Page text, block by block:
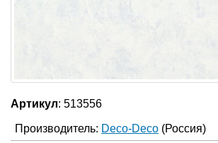
Артикул: 513556
Производитель: Deco-Deco (Россия)